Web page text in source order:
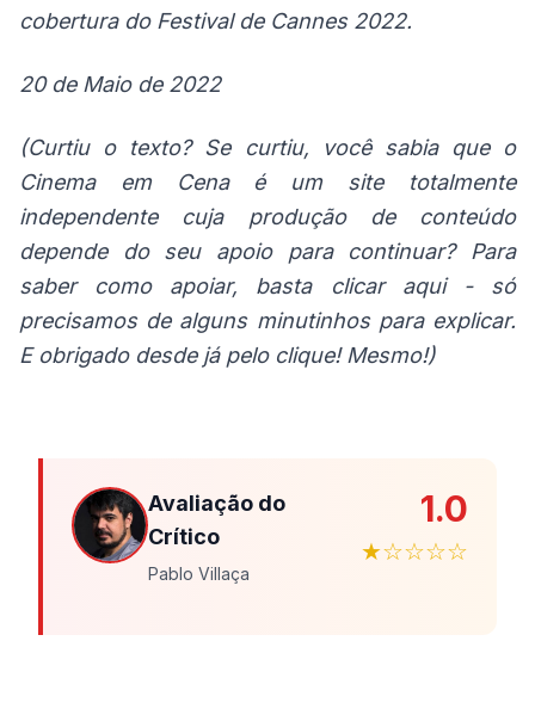
cobertura do Festival de Cannes 2022.
20 de Maio de 2022
(Curtiu o texto? Se curtiu, você sabia que o
Cinema em Cena é um site totalmente
independente cuja produção de conteúdo
depende do seu apoio para continuar? Para
saber como apoiar, basta
clicar aqui- só
precisamos de alguns minutinhos para explicar.
E obrigado desde já pelo clique! Mesmo!)
Avaliação do
Crítico
Pablo Villaça
1.0
★☆☆☆☆